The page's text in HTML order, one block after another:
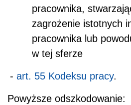
pracownika,
zagrożenie istotnych
pracownika lub
w tej sferze
-art. 55 Kodeksu pracy.
Powyższe odszkodowanie: